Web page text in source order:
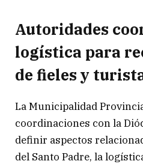
Autoridades
logística para
de fieles y
La Municipalidad
coordinaciones con la
definir aspectos
del Santo Padre, la